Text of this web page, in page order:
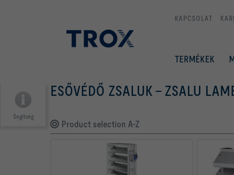
KAPCSOLAT
TERMÉKEK
Segítség
ESŐVÉDŐ ZSALUK – ZSALU
Product selection A-Z